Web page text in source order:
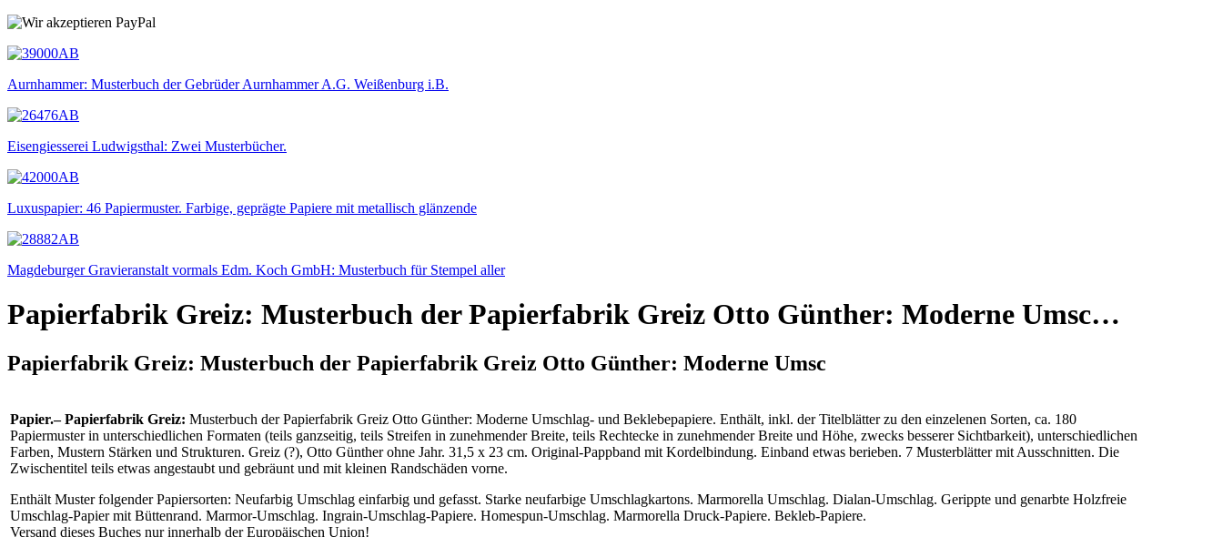
Aurnhammer: Musterbuch der Gebrüder Aurnhammer A.G. Weißenburg i.B.
Eisengiesserei Ludwigsthal: Zwei Musterbücher.
Luxuspapier: 46 Papiermuster. Farbige, geprägte Papiere mit metallisch glänzende
Magdeburger Gravieranstalt vormals Edm. Koch GmbH: Musterbuch für Stempel aller
Papierfabrik Greiz: Musterbuch der Papierfabrik Greiz Otto Günther: Moderne Umsc…
Papierfabrik Greiz: Musterbuch der Papierfabrik Greiz Otto Günther: Moderne Umsc
Papier.– Papierfabrik Greiz: Musterbuch der Papierfabrik Greiz Otto Günther: Moderne Umschlag- und Beklebepapiere. Enthält, inkl. der Titelblätter zu den einzelenen Sorten, ca. 180
Papiermuster in unterschiedlichen Formaten (teils ganzseitig, teils Streifen in zunehmender Breite, teils Rechtecke in zunehmender Breite und Höhe, zwecks besserer Sichtbarkeit), unterschiedlichen
Farben, Mustern Stärken und Strukturen. Greiz (?), Otto Günther ohne Jahr. 31,5 x 23 cm. Original-Pappband mit Kordelbindung. Einband etwas berieben. 7 Musterblätter mit Ausschnitten. Die
Zwischentitel teils etwas angestaubt und gebräunt und mit kleinen Randschäden vorne.
Enthält Muster folgender Papiersorten: Neufarbig Umschlag einfarbig und gefasst. Starke neufarbige Umschlagkartons. Marmorella Umschlag. Dialan-Umschlag. Gerippte und genarbte Holzfreie
Umschlag-Papier mit Büttenrand. Marmor-Umschlag. Ingrain-Umschlag-Papiere. Homespun-Umschlag. Marmorella Druck-Papiere. Bekleb-Papiere.
Versand dieses Buches nur innerhalb der Europäischen Union!